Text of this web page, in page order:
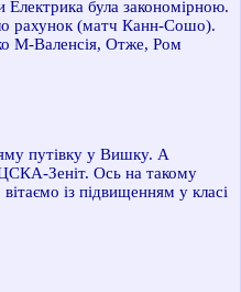
Електрика була закономірною.
рахунок (матч Канн-Сошо).
М-Валенсія, Отже, Ром
путівку у Вишку. А
Зеніт. Ось на такому
із підвищенням у класі